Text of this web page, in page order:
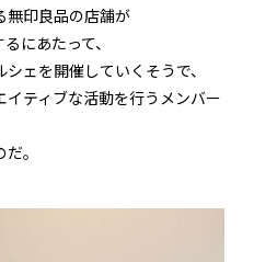
無印良品の店舗が
にあたって、
ェを開催していくそうで、
ティブな活動を行うメンバー
。